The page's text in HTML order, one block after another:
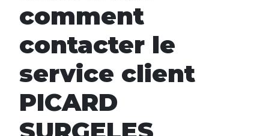
comment
contacter le
service client
PICARD